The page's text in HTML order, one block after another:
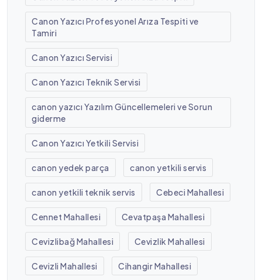
Canon Yazıcı Profesyonel Arıza Tespiti ve
Tamiri
Canon Yazıcı Servisi
Canon Yazıcı Teknik Servisi
canon yazıcı Yazılım Güncellemeleri ve Sorun
giderme
Canon Yazıcı Yetkili Servisi
canon yedek parça canon yetkili servis
canon yetkili teknik servis Cebeci Mahallesi
Cennet Mahallesi Cevatpaşa Mahallesi
Cevizlibağ Mahallesi Cevizlik Mahallesi
Cevizli Mahallesi Cihangir Mahallesi